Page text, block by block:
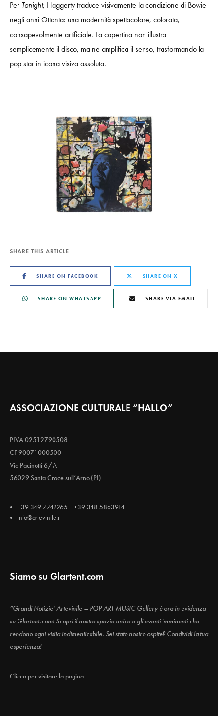
Per Tonight, Haggerty traduce visivamente la condizione di Bowie
negli anni Ottanta: una modernità spettacolare, colorata,
consapevolmente artificiale. La copertina non illustra
semplicemente il disco, ma ne amplifica il senso, trasformando la
pop star in icona visiva assoluta.
SHARE THIS ARTICLE
SHARE ON FACEBOOK SHARE ON X
SHARE ON WHATSAPP SHARE VIA EMAIL
ASSOCIAZIONE CULTURALE “HALLO”
PIVA 02512790508
CF 90071000500
Via Pacinotti 6/A
56029 Santa Croce sull’Arno (PI)
+39 349 7742265 | +39 348 5863914
info@artevinile.it
Siamo su Glartent.com
“Grandi Notizie! Artevinile – POP ART MUSIC Gallery è ora in evidenza
su Glartent.com! Scopri il nostro spazio unico e gli eventi imminenti che
rendono ogni visita indimenticabile. Sei stato nostro ospite? Condividi la tua
esperienza!
Clicca per visitare la pagina